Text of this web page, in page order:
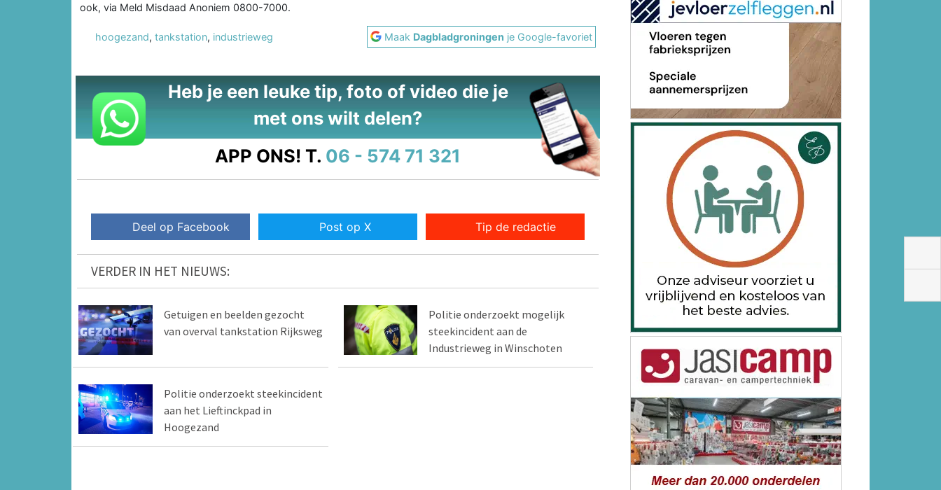
ook, via Meld Misdaad Anoniem 0800-7000.
hoogezand, tankstation, industrieweg Maak Dagbladgroningen je Google-favoriet
Heb je een leuke tip, foto of video die je
met ons wilt delen?
APP ONS! T. 06 - 574 71 321
Deel op Facebook Post op X Tip de redactie
VERDER IN HET NIEUWS:
Getuigen en beelden gezocht
van overval tankstation Rijksweg
Politie onderzoekt mogelijk
steekincident aan de
Industrieweg in Winschoten
Politie onderzoekt steekincident
aan het Lieftinckpad in
Hoogezand